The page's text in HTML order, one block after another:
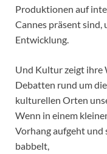
Produktionen auf
Cannes präsent
Entwicklung.
Und Kultur zeigt ihre
Debatten rund um
kulturellen Orten
Wenn in einem
Vorhang aufgeht und
babbelt,